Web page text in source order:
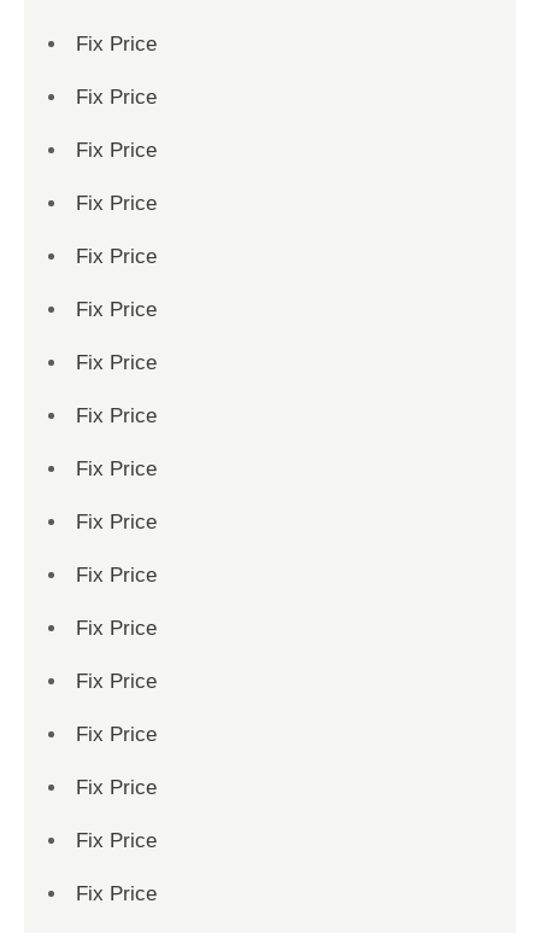
Fix Price
Fix Price
Fix Price
Fix Price
Fix Price
Fix Price
Fix Price
Fix Price
Fix Price
Fix Price
Fix Price
Fix Price
Fix Price
Fix Price
Fix Price
Fix Price
Fix Price